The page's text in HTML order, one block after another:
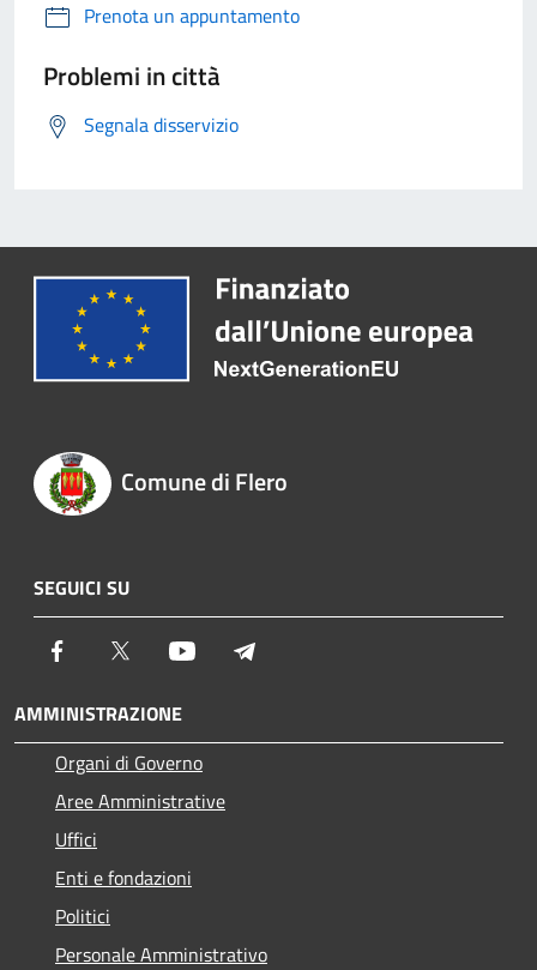
Prenota un appuntamento
Problemi in città
Segnala disservizio
Comune di Flero
SEGUICI SU
Facebook Twitter Youtube
AMMINISTRAZIONE
Organi di Governo
Aree Amministrative
Uffici
Enti e fondazioni
Politici
Personale Amministrativo